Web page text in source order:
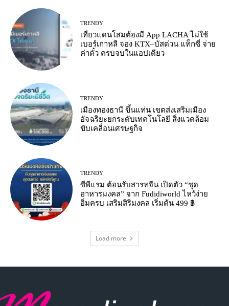
TRENDY
เที่ยวแดนโสมต้องมี App LACHA ไม่ใช้
เบอร์เกาหลี จอง KTX–บัสด่วน แท็กซี่ จ่าย
ค่าตั๋ว ครบจบในแอปเดียว
TRENDY
เมืองทองธานี ขึ้นแท่น เขตส่งเสริมเมือง
อัจฉริยะยกระดับเทคโนโลยี สิ่งแวดล้อม
ขับเคลื่อนเศรษฐกิจ
TRENDY
ซีพีแรม ต้อนรับสารทจีน เปิดตัว “ชุด
อาหารมงคล” จาก Fudidiworld ไหว้ง่าย
อิ่มครบ เสริมสิริมงคล เริ่มต้น 499 ฿
Load more